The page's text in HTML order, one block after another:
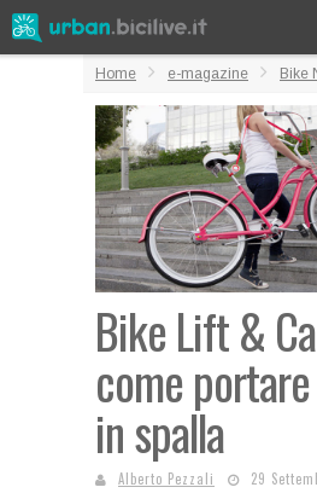
Home e-magazine Bike
Bike Lift &
come
in spalla
Alberto Pezzali
29